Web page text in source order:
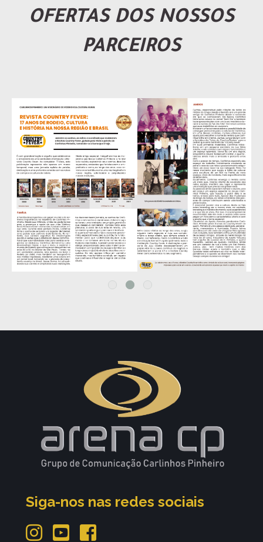
OFERTAS DOS NOSSOS
PARCEIROS
Siga-nos nas redes sociais